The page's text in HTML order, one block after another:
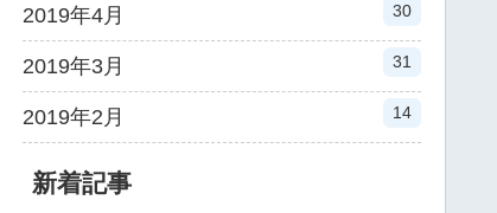
2019年4月 30
2019年3月 31
2019年2月 14
新着記事